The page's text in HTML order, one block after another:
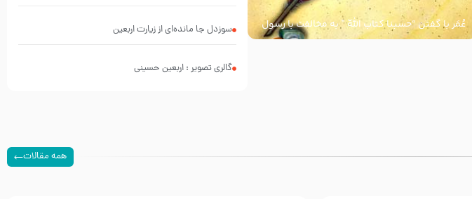
عُمَر با گفتن “حسبنا كتاب اللّه ” به مخالفت با رسول
اللّه برخاست
سوزدل جا مانده‌ای از زیارت اربعین
گالری تصویر : اربعین حسینی
همه مقالات